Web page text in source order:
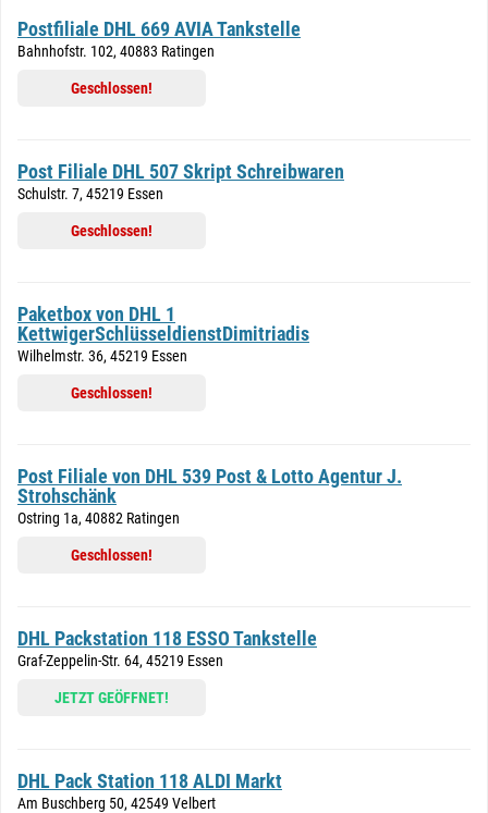
Postfiliale DHL 669 AVIA Tankstelle
Bahnhofstr. 102, 40883 Ratingen
Geschlossen!
Post Filiale DHL 507 Skript Schreibwaren
Schulstr. 7, 45219 Essen
Geschlossen!
Paketbox von DHL 1
KettwigerSchlüsseldienstDimitriadis
Wilhelmstr. 36, 45219 Essen
Geschlossen!
Post Filiale von DHL 539 Post & Lotto Agentur J.
Strohschänk
Ostring 1a, 40882 Ratingen
Geschlossen!
DHL Packstation 118 ESSO Tankstelle
Graf-Zeppelin-Str. 64, 45219 Essen
JETZT GEÖFFNET!
DHL Pack Station 118 ALDI Markt
Am Buschberg 50, 42549 Velbert